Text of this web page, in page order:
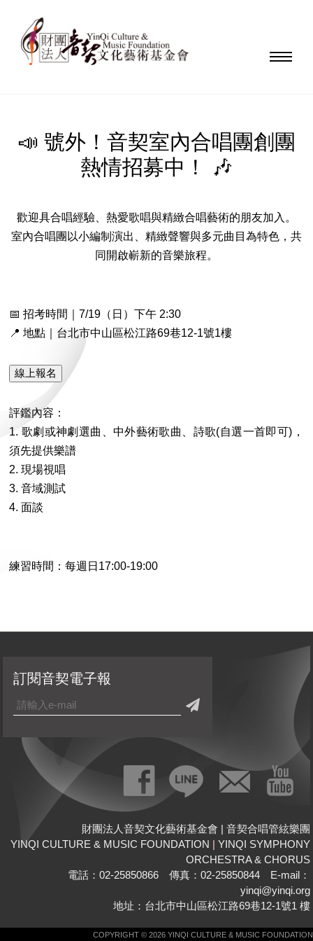
📣 號外！音契室內合唱團創團
熱情招募中！ 🎶
歡迎具合唱經驗、熱愛歌唱與精緻合唱藝術的朋友加入。
室內合唱團以小編制演出、精緻聲響與多元曲目為特色，共
同開啟嶄新的音樂旅程。
📅 招考時間｜7/19（日）下午 2:30
📍 地點｜台北市中山區松江路69巷12-1號1樓
評鑑內容：
1. 歌劇或神劇選曲、中外藝術歌曲、詩歌(自選一首即可)，
須先提供樂譜
2. 現場視唱
3. 音域測試
4. 面談
練習時間：每週日17:00-19:00
財團法人音契文化藝術基金會 | 音契合唱管絃樂團
YINQI CULTURE & MUSIC FOUNDATION | YINQI SYMPHONY
ORCHESTRA & CHORUS
電話：02-25850866 傳真：02-25850844 E-mail：
yinqi@yinqi.org
地址：台北市中山區松江路69巷12-1號1 樓
訂閱音契電子報
COPYRIGHT © 2026 YINQI CULTURE & MUSIC FOUNDATION